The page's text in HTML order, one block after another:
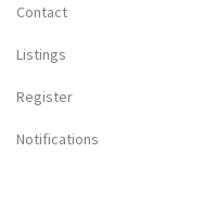
Contact
Listings
Register
Notifications